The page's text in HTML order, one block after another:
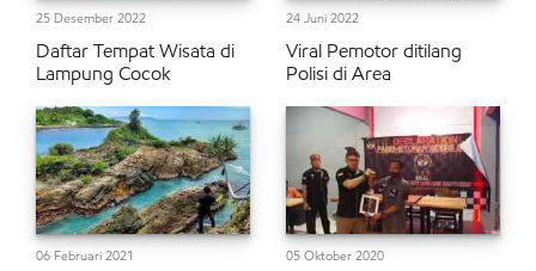
25 Desember 2022
Daftar Tempat Wisata di
Lampung Cocok
24 Juni 2022
Viral Pemotor ditilang
Polisi di Area
06 Februari 2021 05 Oktober 2020